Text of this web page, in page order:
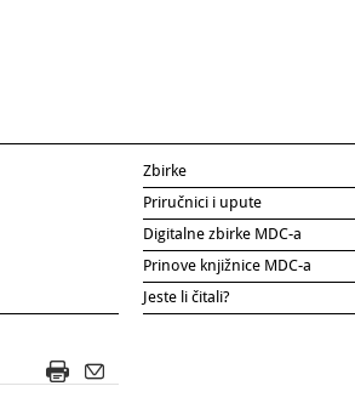
Zbirke
Priručnici i upute
Digitalne zbirke MDC-a
Prinove knjižnice MDC-a
Jeste li čitali?